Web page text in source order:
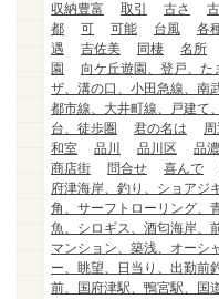
収納豊富
取引 古さ
都
可 可能 台風
各
遇
吉佐美 同棲 名所
園
向ケ丘遊園、登戸、た
ザ、溝の口、小田急線、南
都市線、大井町線、戸建て
台、徒歩圏
君の名は
和室
品川 品川区 品濃
商店街
問合せ 喜んで
府津海岸、釣り、ショアジ
角、サーフトローリング、
魚、シロギス、酒匂海岸、
マンション、築浅、オーシ
ー、眺望、日当り、出勤前
前、国府津駅、鴨宮駅、国